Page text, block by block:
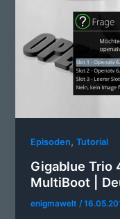
Episoden,Tutorial
Gigablue Trio
MultiBoot |
enigmawelt/